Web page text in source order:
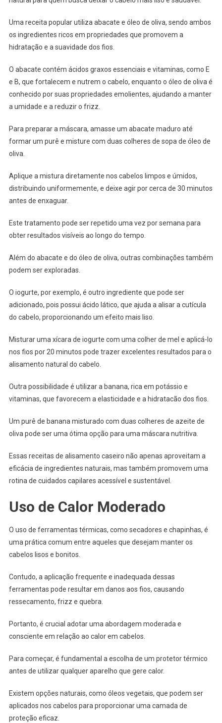
Uma receita popular utiliza abacate e óleo de oliva, sendo ambos
os ingredientes ricos em propriedades que promovem a
hidratação e a suavidade dos fios.
O abacate contém ácidos graxos essenciais e vitaminas, como E
e B, que fortalecem e nutrem o cabelo, enquanto o óleo de oliva é
conhecido por suas propriedades emolientes, ajudando a manter
a umidade e a reduzir o frizz.
Para preparar a máscara, amasse um abacate maduro até
formar um purê e misture com duas colheres de sopa de óleo de
oliva.
Aplique a mistura diretamente nos cabelos limpos e úmidos,
distribuindo uniformemente, e deixe agir por cerca de 30 minutos
antes de enxaguar.
Este tratamento pode ser repetido uma vez por semana para
obter resultados visíveis ao longo do tempo.
Além do abacate e do óleo de oliva, outras combinações também
podem ser exploradas.
O iogurte, por exemplo, é outro ingrediente que pode ser
adicionado, pois possui ácido lático, que ajuda a alisar a cutícula
do cabelo, proporcionando um efeito mais liso.
Misturar uma xícara de iogurte com uma colher de mel e aplicá-lo
nos fios por 20 minutos pode trazer excelentes resultados para o
alisamento natural do cabelo.
Outra possibilidade é utilizar a banana, rica em potássio e
vitaminas, que favorecem a elasticidade e a hidratacão dos fios.
Um purê de banana misturado com duas colheres de azeite de
oliva pode ser uma ótima opção para uma máscara nutritiva.
Essas receitas de alisamento caseiro não apenas aproveitam a
eficácia de ingredientes naturais, mas também promovem uma
rotina de cuidados capilares acessível e sustentável.
Uso de Calor Moderado
O uso de ferramentas térmicas, como secadores e chapinhas, é
uma prática comum entre aqueles que desejam manter os
cabelos lisos e bonitos.
Contudo, a aplicação frequente e inadequada dessas
ferramentas pode resultar em danos aos fios, causando
ressecamento, frizz e quebra.
Portanto, é crucial adotar uma abordagem moderada e
consciente em relação ao calor em cabelos.
Para começar, é fundamental a escolha de um protetor térmico
antes de utilizar qualquer aparelho que gere calor.
Existem opções naturais, como óleos vegetais, que podem ser
aplicados nos cabelos para proporcionar uma camada de
proteção eficaz.